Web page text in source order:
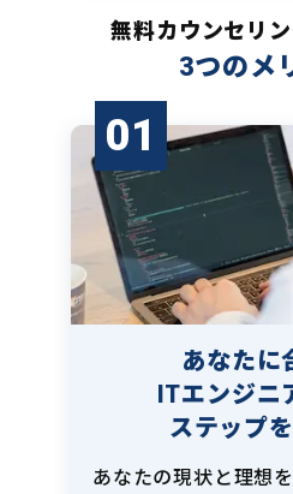
無料カウンセリ
3つのメ
01
あなたに
ITエンジニ
ステップ
あなたの現状と理想